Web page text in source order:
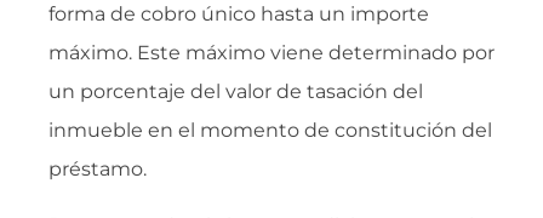
forma de cobro único hasta un importe
máximo. Este máximo viene determinado por
un porcentaje del valor de tasación del
inmueble en el momento de constitución del
préstamo.